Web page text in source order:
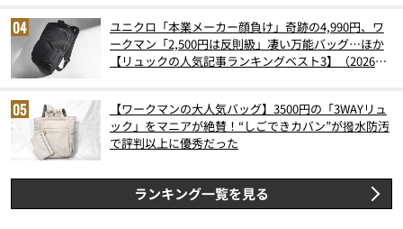
ユニクロ「本業メーカー顔負け」奇跡の4,990円、ワ
ークマン「2,500円は反則級」凄い万能バッグ…ほか
【リュックの人気記事ランキングベスト3】（2026年
【ワークマンの大人気バッグ】3500円の「3WAYリュ
ック」をマニアが絶賛！“しごできカバン”が撥水防汚
で評判以上に優秀だった
ランキング一覧を見る